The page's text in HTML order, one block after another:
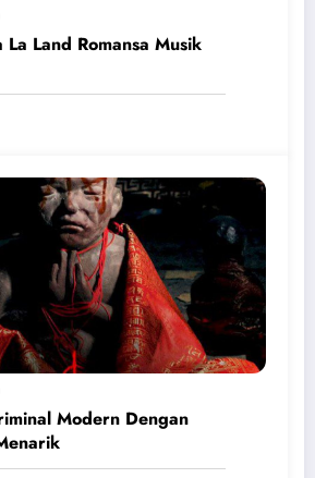
La Land Romansa Musik
Modern Dengan